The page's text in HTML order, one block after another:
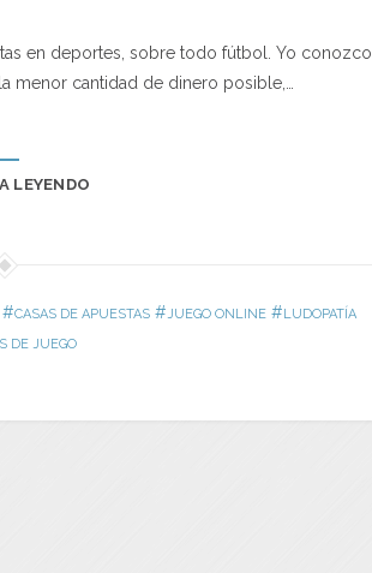
en deportes, sobre todo fútbol. Yo conozco
menor cantidad de dinero posible,…
LEYENDO
CASAS DE APUESTAS#JUEGO ONLINE# LUDOPATÍA
DE JUEGO